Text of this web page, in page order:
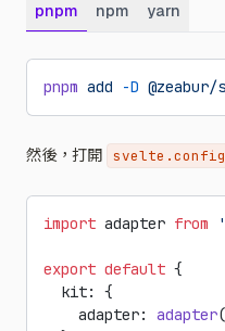
pnpm npm yarn
pnpm add -D
然後，打開
import adapter from
export default {
  kit: {
    adapter:
adapter